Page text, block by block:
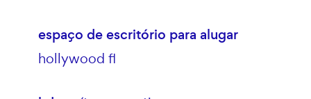
espaço de escritório para alugar
hollywood fl